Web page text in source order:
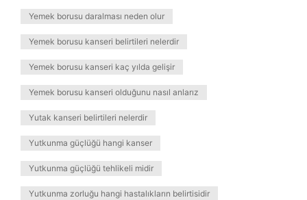
Yemek borusu daralması neden olur
Yemek borusu kanseri belirtileri nelerdir
Yemek borusu kanseri kaç yılda gelişir
Yemek borusu kanseri olduğunu nasıl anlarız
Yutak kanseri belirtileri nelerdir
Yutkunma güçlüğü hangi kanser
Yutkunma güçlüğü tehlikeli midir
Yutkunma zorluğu hangi hastalıkların belirtisidir